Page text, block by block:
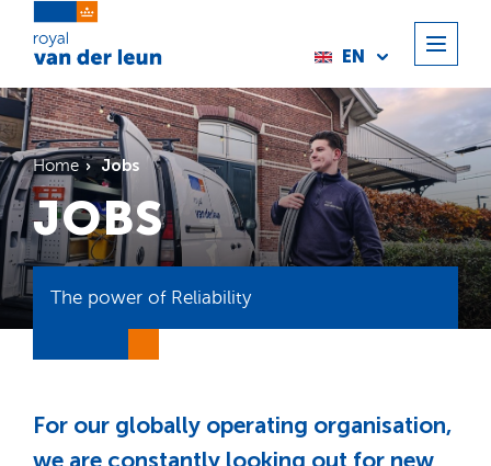
EN
Home Jobs
JOBS
The power of Reliability
For our globally operating organisation,
we are constantly looking out for new